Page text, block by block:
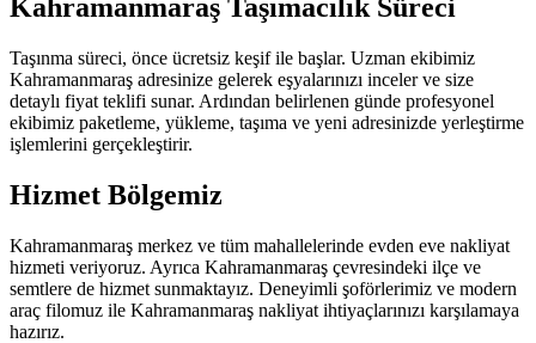
Kahramanmaraş Taşımacılık Süreci
Taşınma süreci, önce ücretsiz keşif ile başlar. Uzman ekibimiz
Kahramanmaraş adresinize gelerek eşyalarınızı inceler ve size
detaylı fiyat teklifi sunar. Ardından belirlenen günde profesyonel
ekibimiz paketleme, yükleme, taşıma ve yeni adresinizde yerleştirme
işlemlerini gerçekleştirir.
Hizmet Bölgemiz
Kahramanmaraş merkez ve tüm mahallelerinde evden eve nakliyat
hizmeti veriyoruz. Ayrıca Kahramanmaraş çevresindeki ilçe ve
semtlere de hizmet sunmaktayız. Deneyimli şoförlerimiz ve modern
araç filomuz ile Kahramanmaraş nakliyat ihtiyaçlarınızı karşılamaya
hazırız.